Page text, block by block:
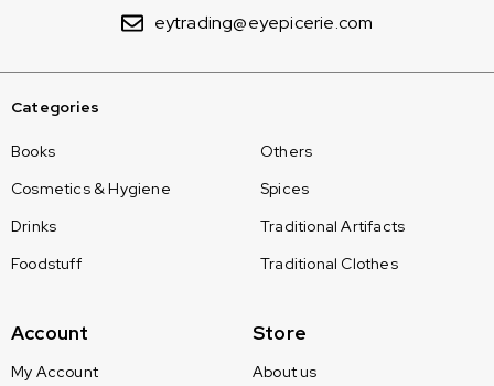
eytrading@eyepicerie.com
Categories
Books
Cosmetics & Hygiene
Drinks
Foodstuff
Others
Spices
Traditional Artifacts
Traditional Clothes
Account
My Account
Store
About us